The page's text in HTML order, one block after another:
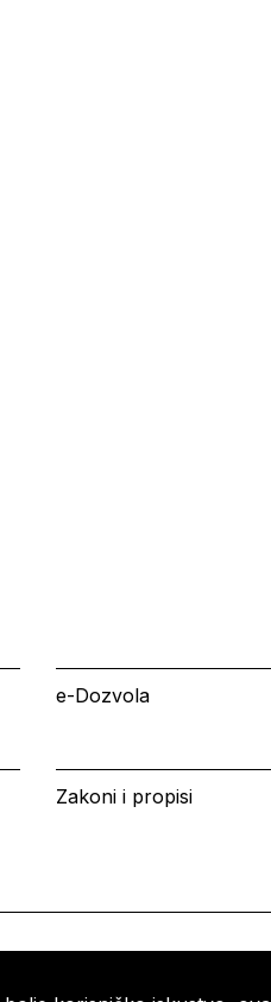
e-Dozvola
Zakoni i propisi